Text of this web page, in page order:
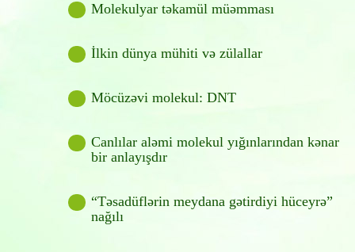
Molekulyar təkamül müəmması
İlkin dünya mühiti və zülallar
Möcüzəvi molekul: DNT
Canlılar aləmi molekul yığınlarından kənar
bir anlayışdır
“Təsadüflərin meydana gətirdiyi hüceyrə”
nağılı